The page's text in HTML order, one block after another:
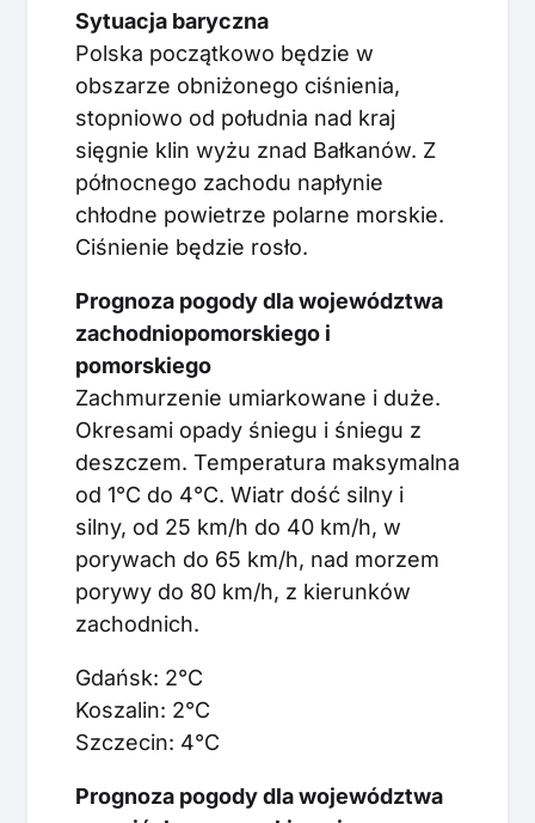
Sytuacja baryczna
Polska początkowo będzie w
obszarze obniżonego ciśnienia,
stopniowo od południa nad kraj
sięgnie klin wyżu znad Bałkanów. Z
północnego zachodu napłynie
chłodne powietrze polarne morskie.
Ciśnienie będzie rosło.
Prognoza pogody dla województwa
zachodniopomorskiego i
pomorskiego
Zachmurzenie umiarkowane i duże.
Okresami opady śniegu i śniegu z
deszczem. Temperatura maksymalna
od 1°C do 4°C. Wiatr dość silny i
silny, od 25 km/h do 40 km/h, w
porywach do 65 km/h, nad morzem
porywy do 80 km/h, z kierunków
zachodnich.
Gdańsk: 2°C
Koszalin: 2°C
Szczecin: 4°C
Prognoza pogody dla województwa